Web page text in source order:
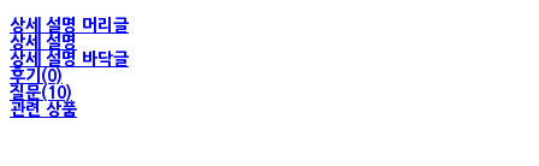
상세 설명 머리글
상세 설명
상세 설명 바닥글
후기(0)
질문(10)
관련 상품